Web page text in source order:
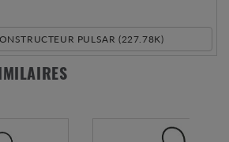
PULSAR (227.78K)